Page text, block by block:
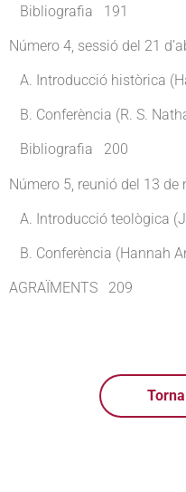
Bibliografia 191
Número 4, sessió del 21
A. Introducció històrica
B. Conferència (R. S.
Bibliografia 200
Número 5, reunió del 13
A. Introducció teològica
B. Conferència (Hannah
AGRAÏMENTS 209